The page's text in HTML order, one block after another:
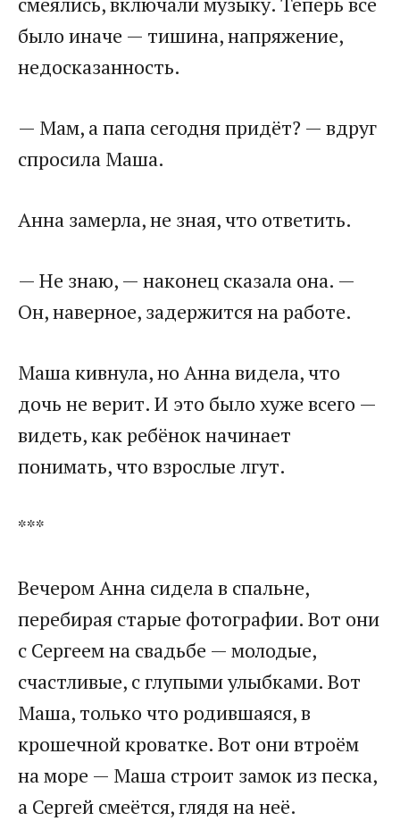
было иначе — тишина, напряжение,
недосказанность.
— Мам, а папа сегодня придёт? — вдруг
спросила Маша.
Анна замерла, не зная, что ответить.
— Не знаю, — наконец сказала она. —
Он, наверное, задержится на работе.
Маша кивнула, но Анна видела, что
дочь не верит. И это было хуже всего —
видеть, как ребёнок начинает
понимать, что взрослые лгут.
***
Вечером Анна сидела в спальне,
перебирая старые фотографии. Вот они
с Сергеем на свадьбе — молодые,
счастливые, с глупыми улыбками. Вот
Маша, только что родившаяся, в
крошечной кроватке. Вот они втроём
на море — Маша строит замок из песка,
а Сергей смеётся, глядя на неё.